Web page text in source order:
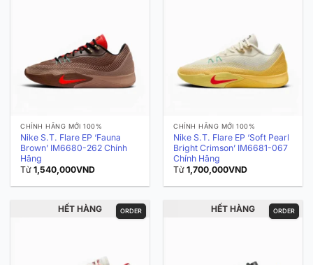
CHÍNH HÃNG MỚI 100%
Nike S.T. Flare EP ‘Fauna
Brown’ IM6680-262 Chính
Hãng
Từ1,540,000VND
CHÍNH HÃNG MỚI 100%
Nike S.T. Flare EP ‘Soft Pearl
Bright Crimson’ IM6681-067
Chính Hãng
Từ1,700,000VND
ORDER
HẾT HÀNG ORDER
HẾT HÀNG